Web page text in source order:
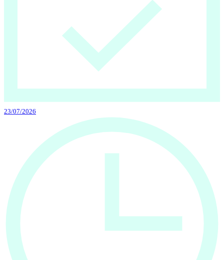
23/07/2026